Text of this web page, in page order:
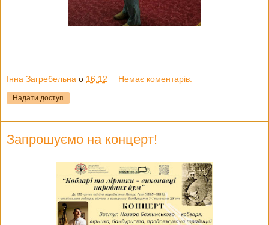
Інна Загребельна о 16:12 Немає коментарів:
Надати доступ
Запрошуємо на концерт!